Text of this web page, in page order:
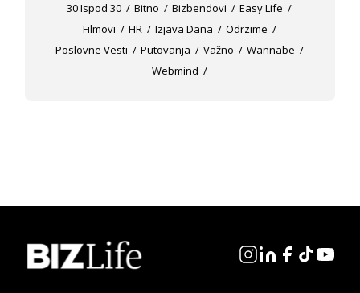
30 Ispod 30 Bitno Bizbendovi
Easy Life
Filmovi
HR Izjava Dana
Odrzime
Poslovne Vesti
Putovanja Važno
Wannabe
Webmind